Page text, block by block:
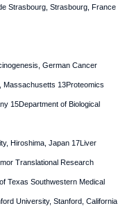
Strasbourg, Strasbourg, France
German Cancer
Massachusetts 13Proteomics
15Department of Biological
Hiroshima, Japan 17Liver
Translational Research
Texas Southwestern Medical
University, Stanford, California